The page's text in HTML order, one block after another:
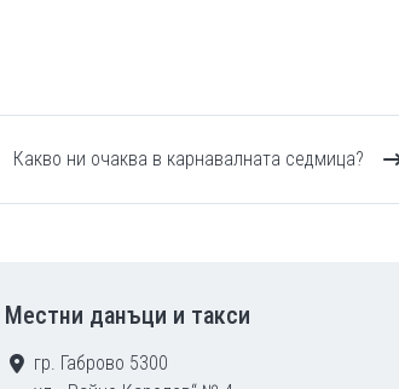
Какво ни очаква в карнавалната седмица?
Местни данъци и такси
гр. Габрово 5300